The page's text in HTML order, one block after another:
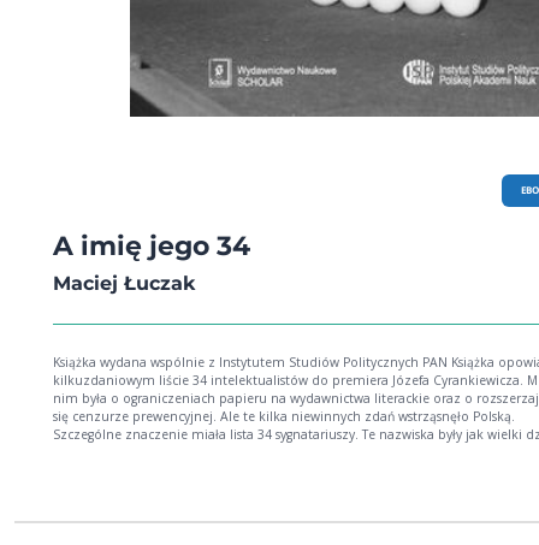
A imię jego 34
Maciej Łuczak
Książka wydana wspólnie z Instytutem Studiów Politycznych PAN Książka opowiada o
kilkuzdaniowym liście 34 intelektualistów do premiera Józefa Cyrankiewicza.
nim była o ograniczeniach papieru na wydawnictwa literackie oraz o
się cenzurze prewencyjnej. Ale te kilka niewinnych zdań wstrząsnęło Polską.
Szczególne znaczenie miała lista 34 sygnatariuszy. Te nazwiska były jak wielki
imieniu. Adam Michnik Jedną z konsekwencji wystosowania Listu 34 były procesy